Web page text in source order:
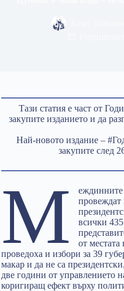
Тази статия е част от
закупите изданието и да
Най-новото издание –
закупите след
М
провеждат
всички
от местата
проведоха и избори за 39
макар и да не са
две години от управлението
коригиращ ефект върху